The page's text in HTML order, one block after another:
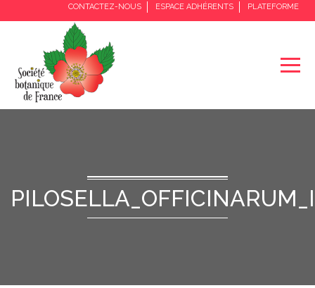
CONTACTEZ-NOUS ESPACE ADHÉRENTS PLATEFORME